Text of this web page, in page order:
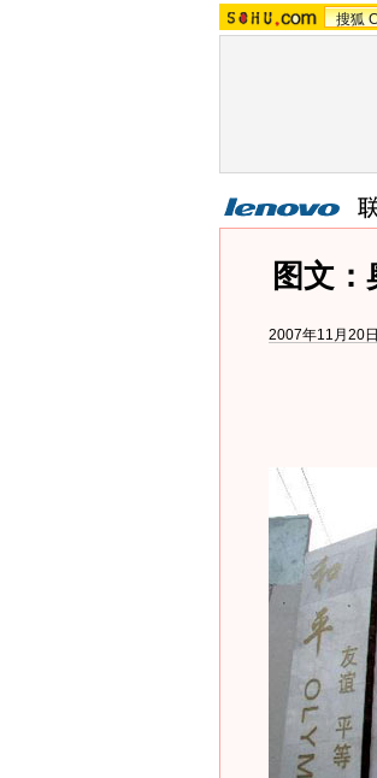
搜狐
图文
2007年11月20